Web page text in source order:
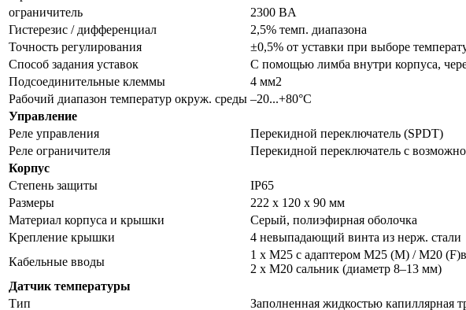
ограничитель
2300 BA
Гистерезис / дифференциал
2,5% темп. диапазона
Точность регулирования
±0,5% от уставки при выборе
Способ задания уставок
С помощью лимба внутри корпуса,
Подсоединительные клеммы
4 мм2
Рабочий диапазон температур окруж. среды –20...+80°C
Управление
Реле управления
Перекидной переключатель (SPDT)
Реле ограничителя
Перекидной переключатель с
Корпус
Степень защиты
IP65
Размеры
222 x 120 x 90 мм
Материал корпуса и крышки
Серый, полиэфирная оболочка
Крепление крышки
4 невыпадающий винта из нерж. стали
Кабельные вводы
1 x M25 с адаптером M25 (M) / M20
2 x M20 сальник (диаметр 8–13 мм)
Датчик температуры
Тип
Заполненная жидкостью капиллярная